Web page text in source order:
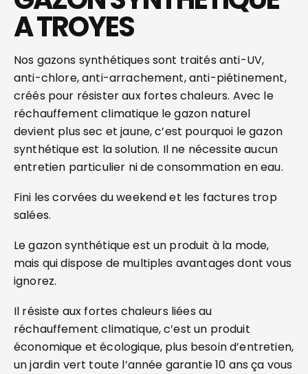
A TROYES
Nos gazons synthétiques sont traités anti-UV,
anti-chlore, anti-arrachement, anti-piétinement,
créés pour résister aux fortes chaleurs. Avec le
réchauffement climatique le gazon naturel
devient plus sec et jaune, c’est pourquoi le gazon
synthétique est la solution. Il ne nécessite aucun
entretien particulier ni de consommation en eau.
Fini les corvées du weekend et les factures trop
salées.
Le gazon synthétique est un produit à la mode,
mais qui dispose de multiples avantages dont vous
ignorez.
Il résiste aux fortes chaleurs liées au
réchauffement climatique, c’est un produit
économique et écologique, plus besoin d’entretien,
un jardin vert toute l’année garantie 10 ans ça vous